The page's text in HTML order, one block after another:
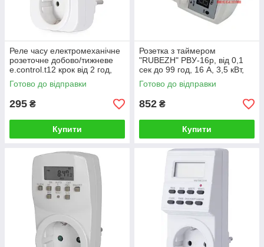
Реле часу електромеханічне
розеточне добово/тижневе
e.control.t12 крок від 2 год,
цикл 6/42, 16 А, E.NEXT
Готово до відправки
295 ₴
Купити
Розетка з таймером
"RUBEZH" РВУ-16р, від 0,1
сек до 99 год, 16 А, 3,5 кВт,
електронний інтервальний
таймер
Готово до відправки
852 ₴
Купити